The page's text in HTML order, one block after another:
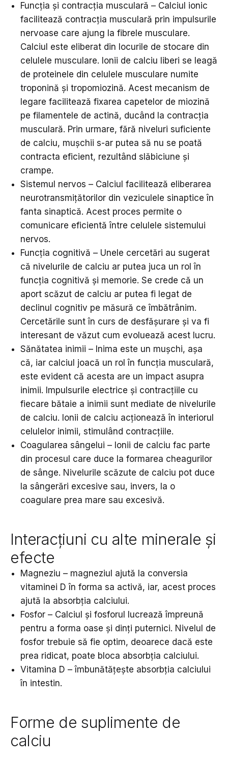
Funcția și contracția musculară – Calciul ionic
facilitează contracția musculară prin impulsurile
nervoase care ajung la fibrele musculare.
Calciul este eliberat din locurile de stocare din
celulele musculare. Ionii de calciu liberi se leagă
de proteinele din celulele musculare numite
troponină și tropomiozină. Acest mecanism de
legare facilitează fixarea capetelor de miozină
pe filamentele de actină, ducând la contracția
musculară. Prin urmare, fără niveluri suficiente
de calciu, mușchii s-ar putea să nu se poată
contracta eficient, rezultând slăbiciune și
crampe.
Sistemul nervos – Calciul facilitează eliberarea
neurotransmițătorilor din veziculele sinaptice în
fanta sinaptică. Acest proces permite o
comunicare eficientă între celulele sistemului
nervos.
Funcția cognitivă – Unele cercetări au sugerat
că nivelurile de calciu ar putea juca un rol în
funcția cognitivă și memorie. Se crede că un
aport scăzut de calciu ar putea fi legat de
declinul cognitiv pe măsură ce îmbătrânim.
Cercetările sunt în curs de desfășurare și va fi
interesant de văzut cum evoluează acest lucru.
Sănătatea inimii – Inima este un mușchi, așa
că, iar calciul joacă un rol în funcția musculară,
este evident că acesta are un impact asupra
inimii. Impulsurile electrice și contracțiile cu
fiecare bătaie a inimii sunt mediate de nivelurile
de calciu. Ionii de calciu acționează în interiorul
celulelor inimii, stimulând contracțiile.
Coagularea sângelui – Ionii de calciu fac parte
din procesul care duce la formarea cheagurilor
de sânge. Nivelurile scăzute de calciu pot duce
la sângerări excesive sau, invers, la o
coagulare prea mare sau excesivă.
Interacțiuni cu alte minerale și
efecte
Magneziu – magneziul ajută la conversia
vitaminei D în forma sa activă, iar, acest proces
ajută la absorbția calciului.
Fosfor – Calciul și fosforul lucrează împreună
pentru a forma oase și dinți puternici. Nivelul de
fosfor trebuie să fie optim, deoarece dacă este
prea ridicat, poate bloca absorbția calciului.
Vitamina D – îmbunătățește absorbția calciului
în intestin.
Forme de suplimente de
calciu